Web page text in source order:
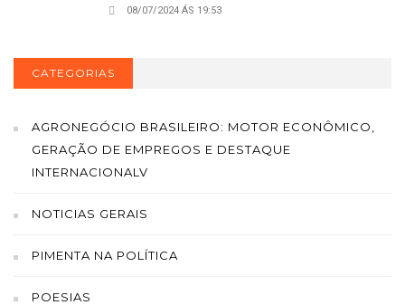
08/07/2024 ÁS 19:53
CATEGORIAS
AGRONEGÓCIO BRASILEIRO: MOTOR ECONÔMICO,
GERAÇÃO DE EMPREGOS E DESTAQUE
INTERNACIONALV
NOTICIAS GERAIS
PIMENTA NA POLÍTICA
POESIAS